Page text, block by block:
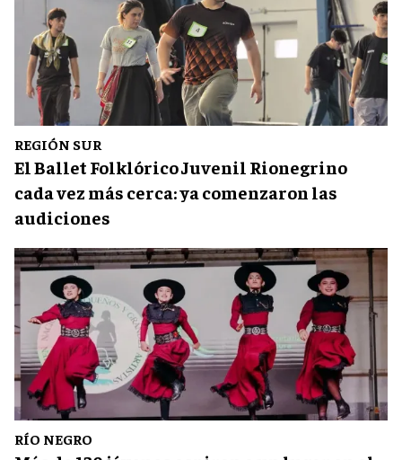
REGIÓN SUR
El Ballet Folklórico Juvenil Rionegrino
cada vez más cerca: ya comenzaron las
audiciones
RÍO NEGRO